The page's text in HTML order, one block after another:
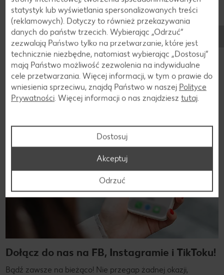
ewentualnie umocnić drewnianymi patyczkami,
posypać cukrem pudrem i podawać.
Wróć
Dołącz do nas na FB, Instagramie i TikToku!
Bądź zawsze na bieżąco! Nie przegap żadnej okazji,
statystyk lub wyświetlania spersonalizowanych treści
(reklamowych). Dotyczy to również przekazywania
danych do państw trzecich. Wybierając „Odrzuć“
zezwalają Państwo tylko na przetwarzanie, które jest
technicznie niezbędne, natomiast wybierając „Dostosuj”
mają Państwo możliwość zezwolenia na indywidualne
cele przetwarzania. Więcej informacji, w tym o prawie do
wniesienia sprzeciwu, znajdą Państwo w naszej Polityce
Prywatności. Więcej informacji o nas znajdziesz tutaj.
Dostosuj
Odrzuć
Akceptuj